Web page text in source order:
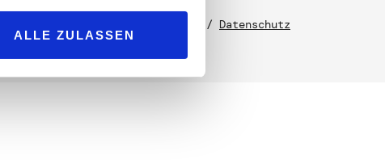
ALLE ZULASSEN
/ Datenschutz